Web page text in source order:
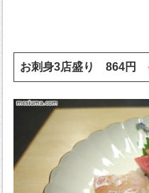
お刺身3店盛り 864円